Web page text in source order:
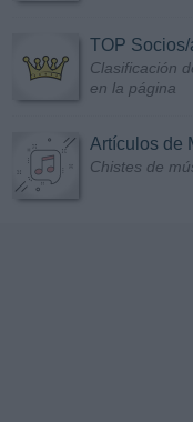
TOP Socios/
Clasificación
en la página
Artículos de
Chistes de